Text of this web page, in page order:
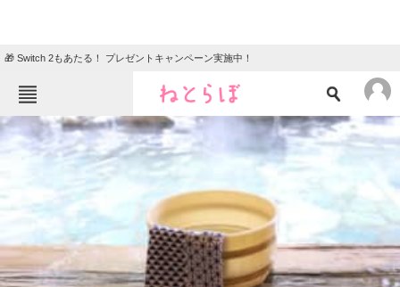
🎁 Switch 2もあたる！ プレゼントキャンペーン実施中！
ねとらぼメニュー
住まい 教育・育児